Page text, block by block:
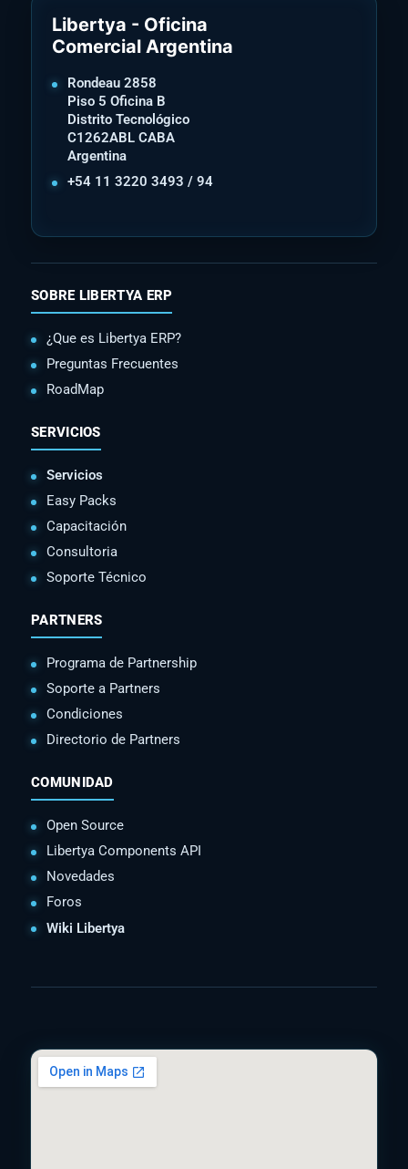
Libertya - Oficina
Comercial Argentina
Rondeau 2858
Piso 5 Oficina B
Distrito Tecnológico
C1262ABL CABA
Argentina
+54 11 3220 3493 / 94
SOBRE LIBERTYA ERP
¿Que es Libertya ERP?
Preguntas Frecuentes
RoadMap
SERVICIOS
Servicios
Easy Packs
Capacitación
Consultoria
Soporte Técnico
PARTNERS
Programa de Partnership
Soporte a Partners
Condiciones
Directorio de Partners
COMUNIDAD
Open Source
Libertya Components API
Novedades
Foros
Wiki Libertya